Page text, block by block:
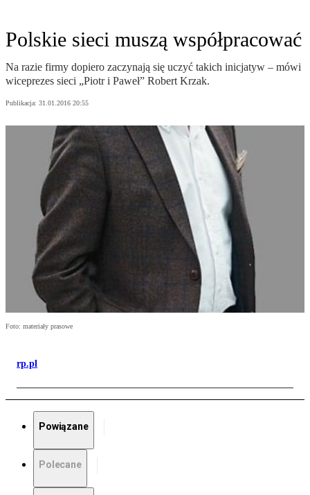
Polskie sieci muszą współpracować
Na razie firmy dopiero zaczynają się uczyć takich inicjatyw – mówi
wiceprezes sieci „Piotr i Paweł” Robert Krzak.
Publikacja: 31.01.2016 20:55
Foto: materiały prasowe
rp.pl
Powiązane
Polecane